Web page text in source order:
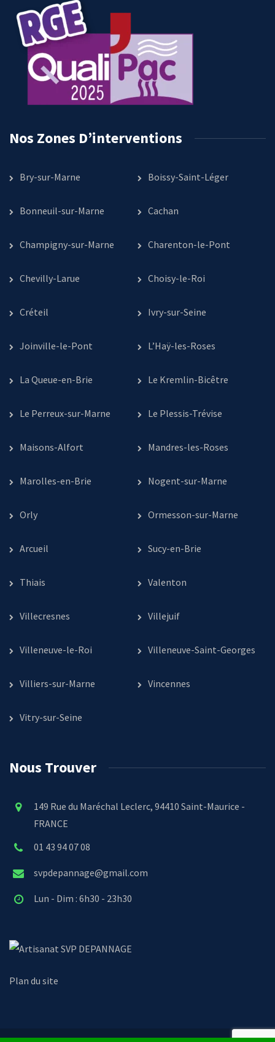
Nos Zones D’interventions
Bry-sur-Marne Boissy-Saint-Léger
Bonneuil-sur-Marne Cachan
Champigny-sur-Marne Charenton-le-Pont
Chevilly-Larue Choisy-le-Roi
Créteil Ivry-sur-Seine
Joinville-le-Pont L’Haÿ-les-Roses
La Queue-en-Brie Le Kremlin-Bicêtre
Le Perreux-sur-Marne Le Plessis-Trévise
Maisons-Alfort Mandres-les-Roses
Marolles-en-Brie Nogent-sur-Marne
Orly Ormesson-sur-Marne
Arcueil Sucy-en-Brie
Thiais Valenton
Villecresnes Villejuif
Villeneuve-le-Roi Villeneuve-Saint-Georges
Villiers-sur-Marne Vincennes
Vitry-sur-Seine
Nous Trouver
149 Rue du Maréchal Leclerc, 94410 Saint-Maurice -
FRANCE
01 43 94 07 08
svpdepannage@gmail.com
Lun - Dim : 6h30 - 23h30
SVP DEPANNAGE
Plan du site